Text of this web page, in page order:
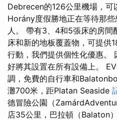
Debrecen的126公里機場，可
Horány度假勝地正在等待那
人。 帶有3、4和5張床的房間
床和新的地板覆蓋物，可提供
行動，我們提供個性化優惠。
好將其設置在所有設備上。
調，免費的自行車和
灘700米，距Platan Seaside
德冒險公園（
店35公里，巴拉頓（Balaton